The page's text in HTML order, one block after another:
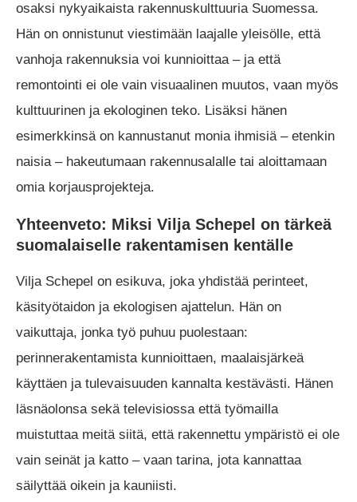
osaksi nykyaikaista rakennuskulttuuria Suomessa.
Hän on onnistunut viestimään laajalle yleisölle, että
vanhoja rakennuksia voi kunnioittaa – ja että
remontointi ei ole vain visuaalinen muutos, vaan myös
kulttuurinen ja ekologinen teko. Lisäksi hänen
esimerkkinsä on kannustanut monia ihmisiä – etenkin
naisia – hakeutumaan rakennusalalle tai aloittamaan
omia korjausprojekteja.
Yhteenveto: Miksi Vilja Schepel on tärkeä
suomalaiselle rakentamisen kentälle
Vilja Schepel on esikuva, joka yhdistää perinteet,
käsityötaidon ja ekologisen ajattelun. Hän on
vaikuttaja, jonka työ puhuu puolestaan:
perinnerakentamista kunnioittaen, maalaisjärkeä
käyttäen ja tulevaisuuden kannalta kestävästi. Hänen
läsnäolonsa sekä televisiossa että työmailla
muistuttaa meitä siitä, että rakennettu ympäristö ei ole
vain seinät ja katto – vaan tarina, jota kannattaa
säilyttää oikein ja kauniisti.